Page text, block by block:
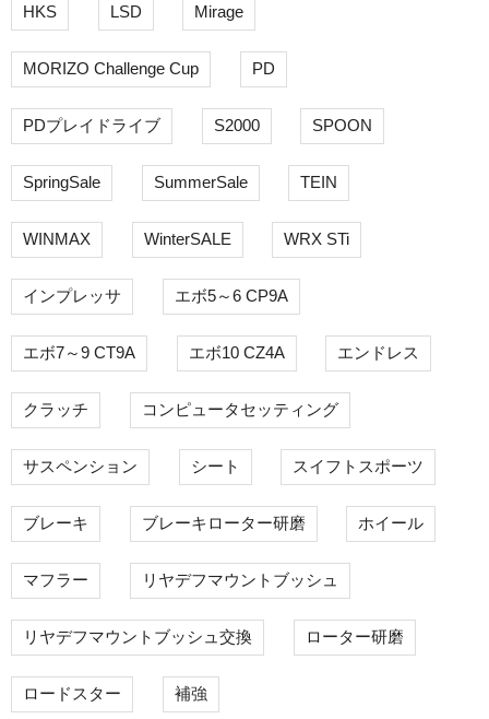
HKS LSD Mirage
MORIZO Challenge Cup PD
PDプレイドライブ S2000 SPOON
SpringSale SummerSale TEIN
WINMAX WinterSALE WRX STi
インプレッサ エボ5～6 CP9A
エボ7～9 CT9A エボ10 CZ4A エンドレス
クラッチ コンピュータセッティング
サスペンション シート スイフトスポーツ
ブレーキ ブレーキローター研磨 ホイール
マフラー リヤデフマウントブッシュ
リヤデフマウントブッシュ交換 ローター研磨
ロードスター 補強